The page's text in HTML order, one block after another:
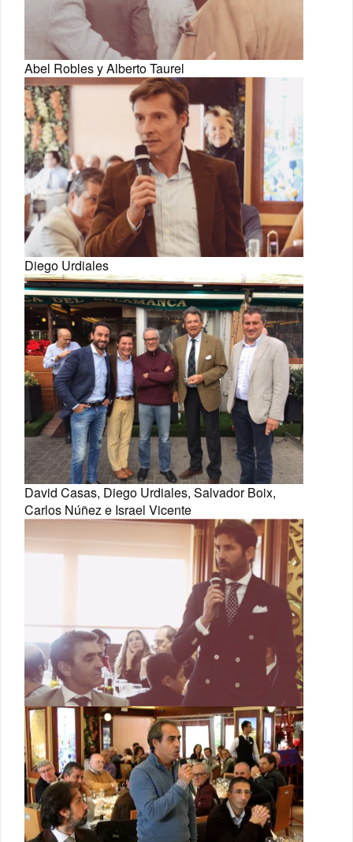
Abel Robles y Alberto Taurel
Diego Urdiales
David Casas, Diego Urdiales, Salvador Boix,
Carlos Núñez e Israel Vicente